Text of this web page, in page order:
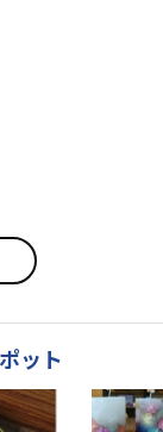
ット